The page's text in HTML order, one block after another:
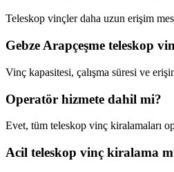
Teleskop vinçler daha uzun erişim
Gebze Arapçeşme teleskop
Vinç kapasitesi, çalışma süresi ve
Operatör hizmete dahil mi?
Evet, tüm teleskop vinç kiralamaları
Acil teleskop vinç kiralama